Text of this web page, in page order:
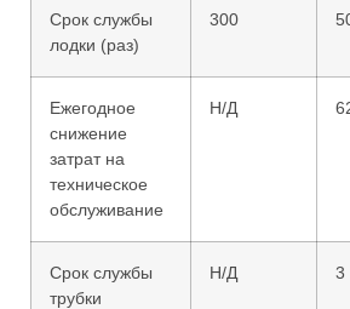
Срок службы
лодки (раз)
300
Ежегодное
снижение
затрат на
техническое
обслуживание
Н/Д
Срок службы
трубки
Н/Д 3